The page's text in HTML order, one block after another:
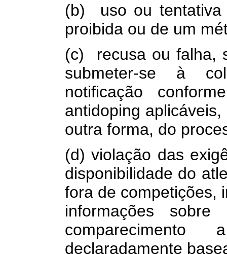
(b) uso ou tentativa
proibida ou de um
(c) recusa ou falha,
submeter-se à
notificação
antidoping
outra forma, do
(d) violação das
disponibilidade do
fora de competições,
informações
declaradamente